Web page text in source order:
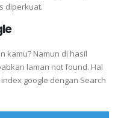
diperkuat.
kamu? Namun di hasil
laman not found. Hal
google dengan Search